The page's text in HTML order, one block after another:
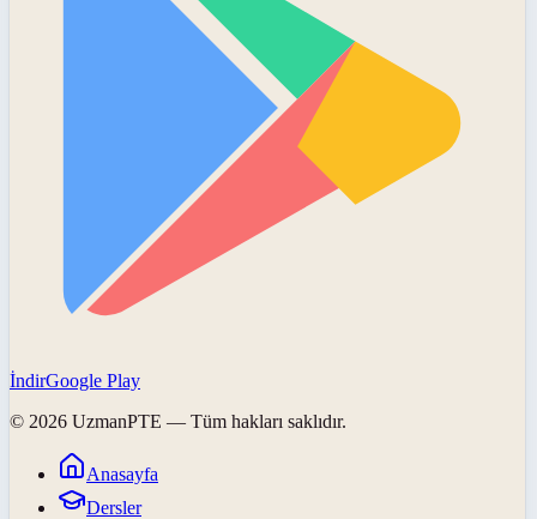
İndirGoogle Play
© 2026 UzmanPTE — Tüm hakları saklıdır.
Anasayfa
Dersler